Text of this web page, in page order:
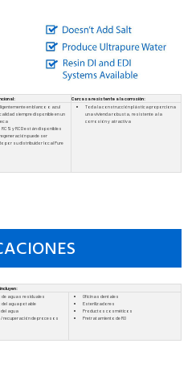
Carcasa resistente a la corrosión:
en blanco o azul
siempre disponible en un
y RCD están disponibles
puede ser
por su distribuidor local Pure
Toda la construcción plástica proporciona
una vivienda robusta, resistente a la
corrosión y atractiva
de aguas residuales
del agua potable
del agua
recuperación de procesos
Oficinas dentales
Esterilizadores
Productos cosméticos
Pretratamiento de RO